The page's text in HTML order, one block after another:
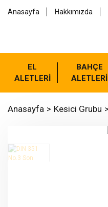
Anasayfa Hakkımızda
EL
ALETLERİ
BAHÇE
ALETLERİ
Anasayfa Kesici Grubu